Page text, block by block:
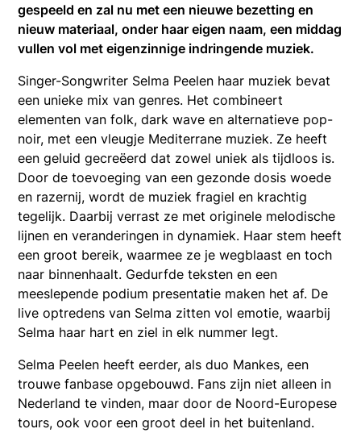
gespeeld en zal nu met een nieuwe bezetting en
nieuw materiaal, onder haar eigen naam, een middag
vullen vol met eigenzinnige indringende muziek.
Singer-Songwriter Selma Peelen haar muziek bevat
een unieke mix van genres. Het combineert
elementen van folk, dark wave en alternatieve pop-
noir, met een vleugje Mediterrane muziek. Ze heeft
een geluid gecreëerd dat zowel uniek als tijdloos is.
Door de toevoeging van een gezonde dosis woede
en razernij, wordt de muziek fragiel en krachtig
tegelijk. Daarbij verrast ze met originele melodische
lijnen en veranderingen in dynamiek. Haar stem heeft
een groot bereik, waarmee ze je wegblaast en toch
naar binnenhaalt. Gedurfde teksten en een
meeslepende podium presentatie maken het af. De
live optredens van Selma zitten vol emotie, waarbij
Selma haar hart en ziel in elk nummer legt.
Selma Peelen heeft eerder, als duo Mankes, een
trouwe fanbase opgebouwd. Fans zijn niet alleen in
Nederland te vinden, maar door de Noord-Europese
tours, ook voor een groot deel in het buitenland.